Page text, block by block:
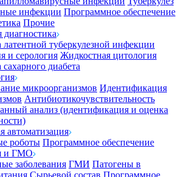
инфекции Программное обеспечение
Прочие
латентной туберкулезной инфекции
и серология Жидкостная цитология
диабета
микроорганизмов Идентификация
Антибиотикочувствительность
анализ (идентификация и оценка
автоматизация
роботы Программное обеспечение
и ГМО
заболевания ГМИ Патогены в
Сырьевой состав Программное